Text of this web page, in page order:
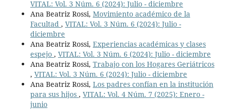
VITAL: Vol. 3 Núm. 6 (2024): Julio - diciembre
Ana Beatriz Rossi, Movimiento académico de la
Facultad , VITAL: Vol. 3 Núm. 6 (2024): Julio -
diciembre
Ana Beatriz Rossi, Experiencias académicas y clases
espejo , VITAL: Vol. 3 Núm. 6 (2024): Julio - diciembre
Ana Beatriz Rossi, Trabajo con los Hogares Geriátricos
, VITAL: Vol. 3 Núm. 6 (2024): Julio - diciembre
Ana Beatriz Rossi, Los padres confían en la institución
para sus hijos , VITAL: Vol. 4 Núm. 7 (2025): Enero -
junio